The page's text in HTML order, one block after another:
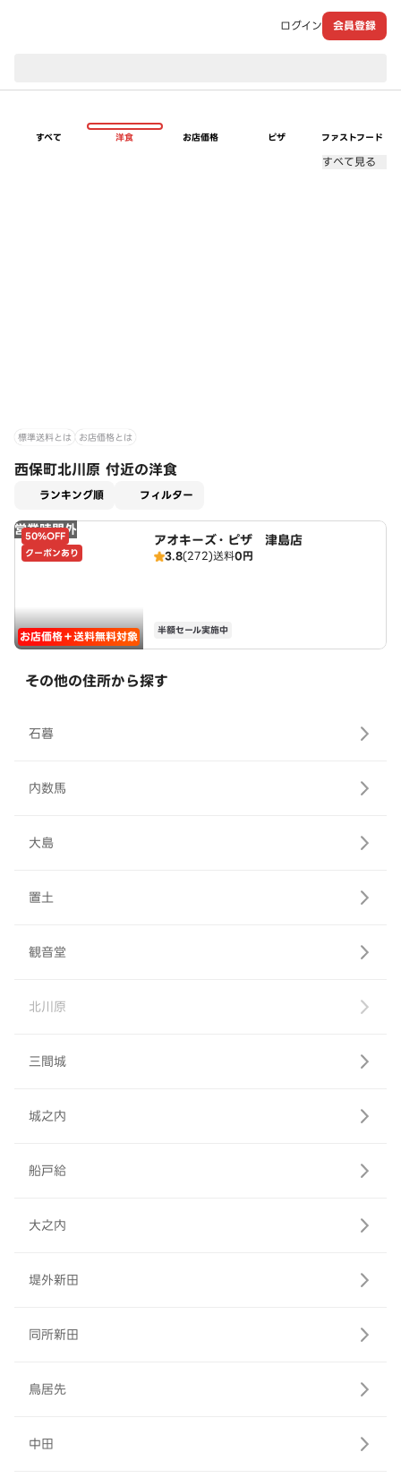
ログイン 会員登録
すべて 洋食 お店価格 ピザ ファストフード
すべて見る
標準送料とは お店価格とは
西保町北川原 付近の洋食
ランキング順 フィルター
営業時間外
50%OFF
クーポンあり
お店価格＋送料無料対象
アオキーズ・ピザ 津島店
3.8(272)送料0円
半額セール実施中
その他の住所から探す
石暮
内数馬
大島
置土
観音堂
北川原
三間城
城之内
船戸給
大之内
堤外新田
同所新田
鳥居先
中田